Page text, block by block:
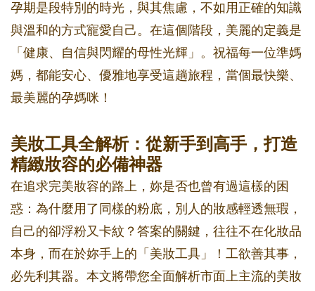
孕期是段特別的時光，與其焦慮，不如用正確的知識
與溫和的方式寵愛自己。在這個階段，美麗的定義是
「健康、自信與閃耀的母性光輝」。祝福每一位準媽
媽，都能安心、優雅地享受這趟旅程，當個最快樂、
最美麗的孕媽咪！
美妝工具全解析：從新手到高手，打造
精緻妝容的必備神器
在追求完美妝容的路上，妳是否也曾有過這樣的困
惑：為什麼用了同樣的粉底，別人的妝感輕透無瑕，
自己的卻浮粉又卡紋？答案的關鍵，往往不在化妝品
本身，而在於妳手上的「美妝工具」！工欲善其事，
必先利其器。本文將帶您全面解析市面上主流的美妝